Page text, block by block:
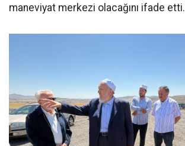
maneviyat merkezi olacağını ifade etti.